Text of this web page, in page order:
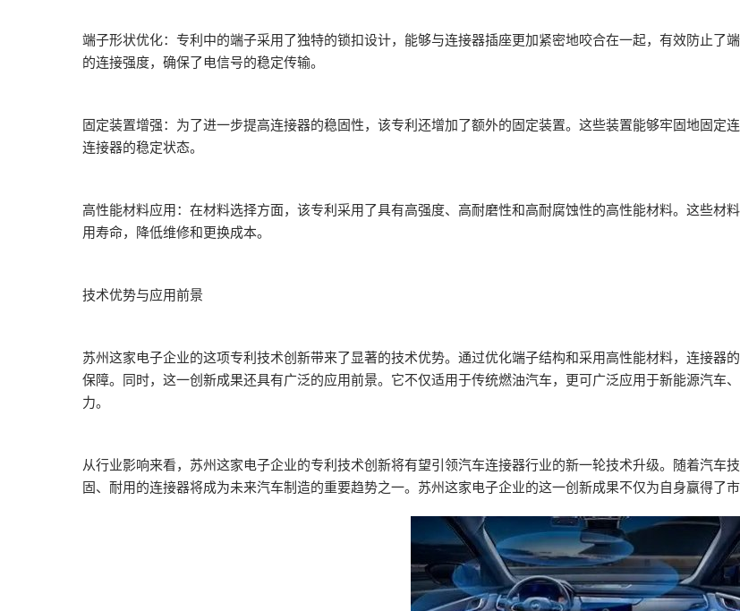
端子形状优化‌：专利中的端子采用了独特的锁扣设计，能够与连接器插座更加紧密地咬合在一起，有效防止了
的连接强度，确保了电信号的稳定传输。
固定装置增强‌：为了进一步提高连接器的稳固性，该专利还增加了额外的固定装置。这些装置能够牢固地固定
连接器的稳定状态。
高性能材料应用‌：在材料选择方面，该专利采用了具有高强度、高耐磨性和高耐腐蚀性的高性能材料。这些材
用寿命，降低维修和更换成本。
技术优势与应用前景‌
苏州这家电子企业的这项专利技术创新带来了显著的技术优势。通过优化端子结构和采用高性能材料，连接器
保障。同时，这一创新成果还具有广泛的应用前景。它不仅适用于传统燃油汽车，更可广泛应用于新能源汽车
力。
从行业影响来看，苏州这家电子企业的专利技术创新将有望引领汽车连接器行业的新一轮技术升级。随着汽车
固、耐用的连接器将成为未来汽车制造的重要趋势之一。苏州这家电子企业的这一创新成果不仅为自身赢得了